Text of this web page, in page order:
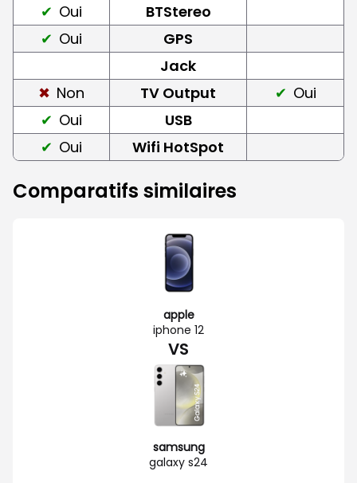
Oui
BTStereo
Oui
GPS
Jack
Non
TV Output
Oui
Oui
USB
Oui
Wifi HotSpot
Comparatifs similaires
apple
iphone 12
VS
samsung
galaxy s24